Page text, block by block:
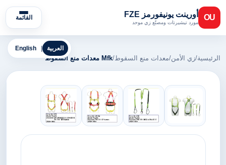
OU أورينت يونيفورمز FZE
مورد تيشيرتات ومصنّع زي موحد
القائمة
English العربية
الرئيسية/زي الأمن/معدات منع السقوط/Mfk معدات منع السقوط